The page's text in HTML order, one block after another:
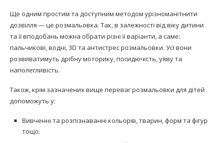
Ще одним простим та доступним методом урізноманітнити
дозвілля — це розмальовка. Так, в залежності від віку дитини
та її вподобань можна обрати різні її варіанти, а саме:
пальчикові, водні, 3D та антистрес розмальовки. Усі вони
розвиватимуть дрібну моторику, посидючість, уяву та
наполегливість.
Також, крім зазначених вище переваг розмальовки для дітей
допоможуть у:
Вивченні та розпізнаванні кольорів, тварин, форм та фігур
тощо.